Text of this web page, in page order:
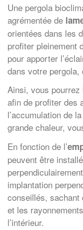
Une pergola
agrémentée de
orientées dans les
profiter pleinement
pour apporter
dans votre
Ainsi, vous
afin de profiter des
l’accumulation de
grande chaleur,
En fonction de l’
peuvent être
implantation
conseillés, sachant
et les
l’intérieur.